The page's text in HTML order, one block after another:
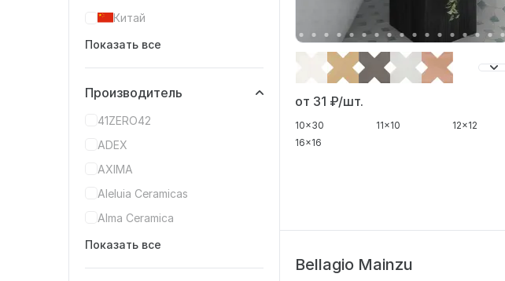
Китай
Показать все
Производитель
41ZERO42
ADEX
AXIMA
Aleluia Ceramicas
Alma Ceramica
Показать все
от 31 ₽/шт.
10x30 11x10
12x12
16x16
Bellagio Mainzu